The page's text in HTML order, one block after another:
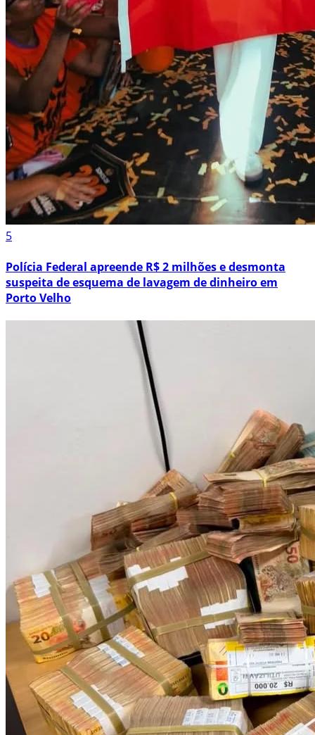
5
Polícia Federal apreende R$ 2 milhões e desmonta
suspeita de esquema de lavagem de dinheiro em
Porto Velho